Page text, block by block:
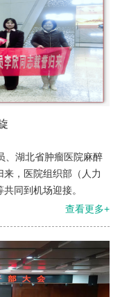
、湖北省肿瘤医院麻醉
，医院组织部（人力
同到机场迎接。
查看更多+